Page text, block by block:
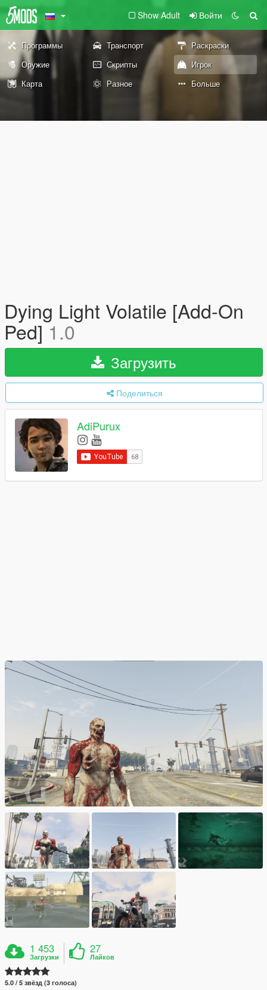
Show Adult Войти
Программы Транспорт
Раскраски
Оружие
Скрипты
Игрок
Карта
Разное Больше
Dying Light Volatile [Add-On
Ped]1.0
Загрузить
Поделиться
AdiPurux
1 453
Загрузки
27
Лайков
5.0 / 5 звёзд (3 голоса)